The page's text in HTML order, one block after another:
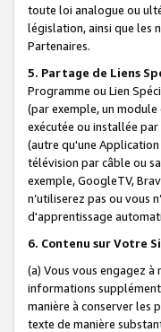
toute loi analogue ou
législation, ainsi que les
Partenaires.
5. Partage de Liens
Programme ou Lien
(par exemple, un
exécutée ou installée
(autre qu'une
télévision par câble ou
exemple, GoogleTV,
n’utiliserez pas ou vous
d'apprentissage
6. Contenu sur Votre
(a) Vous vous engagez
informations
manière à conserver les
texte de manière